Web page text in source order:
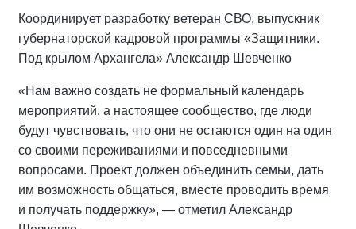
Координирует разработку ветеран СВО, выпускник
губернаторской кадровой программы «Защитники.
Под крылом Архангела» Александр Шевченко
«Нам важно создать не формальный календарь
мероприятий, а настоящее сообщество, где люди
будут чувствовать, что они не остаются один на один
со своими переживаниями и повседневными
вопросами. Проект должен объединить семьи, дать
им возможность общаться, вместе проводить время
и получать поддержку», — отметил Александр